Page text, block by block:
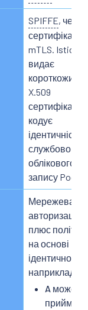
SPIFFE, через
сертифікати
mTLS. Istio
видає
X.509
сертифікат,
кодує
ідентичність
службового
облікового
запису Podʼа.
Мережева
авторизація,
плюс
на основі
ідентичності,
наприклад:
A може
приймати